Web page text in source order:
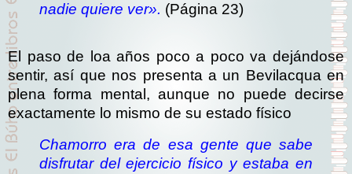
nadie quiere ver». (Página 23)
El paso de loa años poco a poco va dejándose
sentir, así que nos presenta a un Bevilacqua en
plena forma mental, aunque no puede decirse
exactamente lo mismo de su estado físico
Chamorro era de esa gente que sabe
disfrutar del ejercicio físico y estaba en